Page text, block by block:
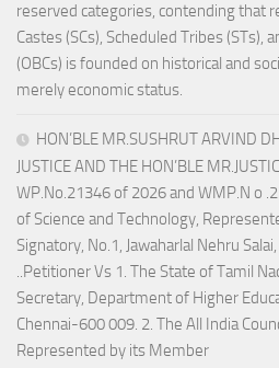
reserved categories, contending that
Castes (SCs), Scheduled Tribes (STs),
(OBCs) is founded on historical and
merely economic status.
HON’BLE MR.SUSHRUT ARVIND
JUSTICE AND THE HON’BLE
WP.No.21346 of 2026 and WMP.N o
of Science and Technology,
Signatory, No.1, Jawaharlal Nehru
..Petitioner Vs 1. The State of Tamil
Secretary, Department of Higher
Chennai-600 009. 2. The All India
Represented by its Member